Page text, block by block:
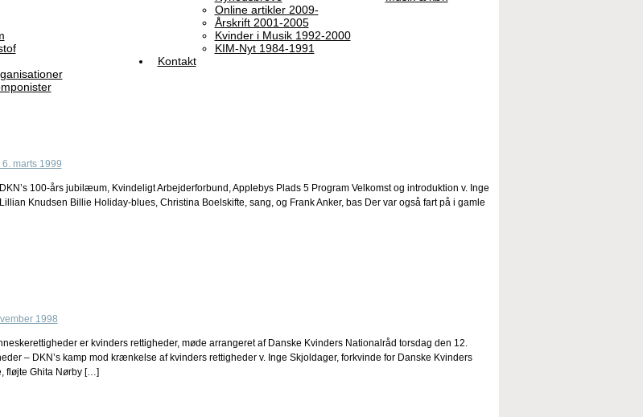
Online artikler 2009-
Årskrift 2001-2005
Kvinder i Musik 1992-2000
KIM-Nyt 1984-1991
Kontakt
100-års jubilæum, Kvindeligt Arbejderforbund, Applebys Plads 5 Program Velkomst og introduktion v. Inge
Knudsen Billie Holiday-blues, Christina Boelskifte, sang, og Frank Anker, bas Der var også fart på i gamle
er kvinders rettigheder, møde arrangeret af Danske Kvinders Nationalråd torsdag den 12.
– DKN’s kamp mod krænkelse af kvinders rettigheder v. Inge Skjoldager, forkvinde for Danske Kvinders
fløjte Ghita Nørby […]